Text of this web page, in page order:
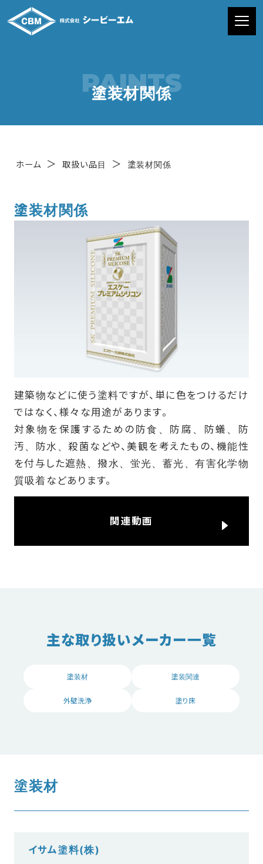
PAINTS
塗装材関係
ホーム ＞ 取扱い品目 ＞ 塗装材関係
塗装材関係
建築物などに使う塗料ですが、単に色をつけるだけ
ではなく、様々な用途があります。
対象物を保護するための防食、防腐、防蟻、防
汚、防水、殺菌などや、美観を考えたもの、機能性
を付与した遮熱、撥水、蛍光、蓄光、有害化学物
質吸着などあります。
関連動画
主な取り扱いメーカー一覧
塗装材 塗装関連
外壁洗浄 塗り床
塗装材
イサム塗料(株)